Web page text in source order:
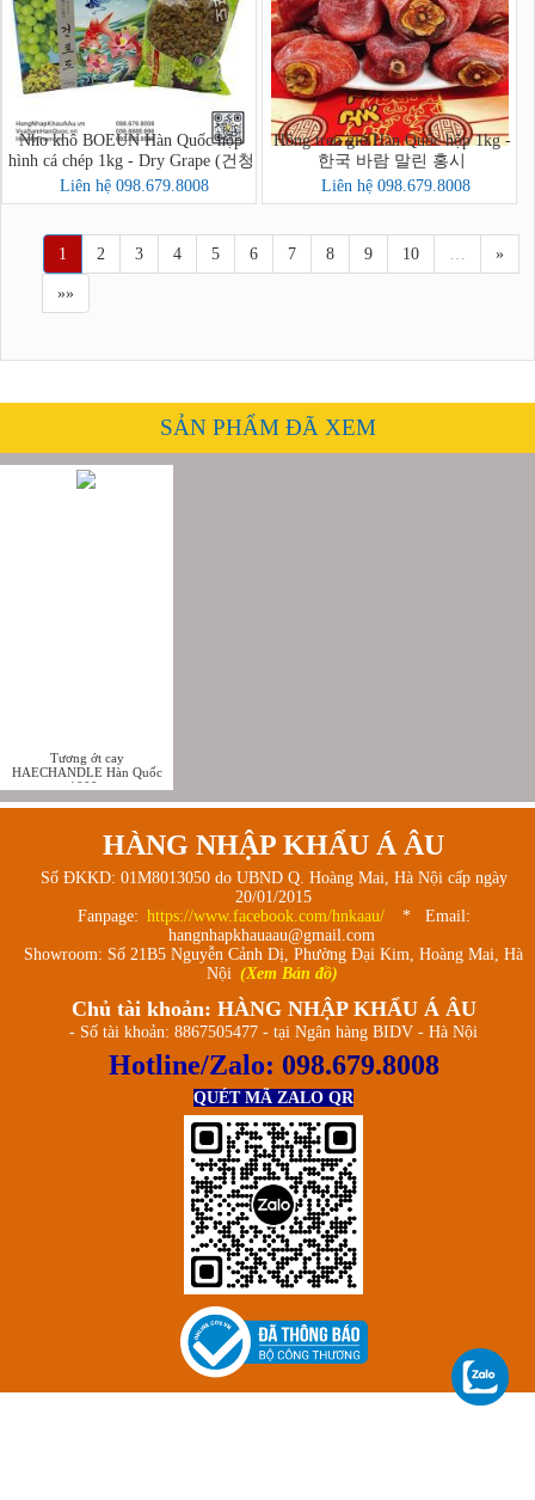
Nho khô BOEUN Hàn Quốc hộp
hình cá chép 1kg - Dry Grape (건청
포도)
Liên hệ 098.679.8008
Hồng treo gió Hàn Quốc hộp 1kg -
한국 바람 말린 홍시
Liên hệ 098.679.8008
1 2 3 4 5 6 7 8 9 10 … »
»»
SẢN PHẨM ĐÃ XEM
Tương ớt cay
HAECHANDLE Hàn Quốc
1000g
HÀNG NHẬP KHẨU Á ÂU
Số ĐKKD: 01M8013050 do UBND Q. Hoàng Mai, Hà Nội cấp ngày
20/01/2015
Fanpage: https://www.facebook.com/hnkaau/
* Email:
hangnhapkhauaau@gmail.com
Showroom: Số 21B5 Nguyễn Cảnh Dị, Phường Đại Kim, Hoàng Mai, Hà
Nội (Xem Bản đồ)
Chủ tài khoản: HÀNG NHẬP KHẨU Á ÂU
- Số tài khoản: 8867505477 - tại Ngân hàng BIDV - Hà Nội
Hotline/Zalo: 098.679.8008
QUÉT MÃ ZALO QR